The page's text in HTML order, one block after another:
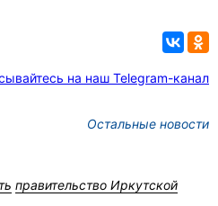
на наш Telegram-канал
Остальные новости
правительство Иркутской